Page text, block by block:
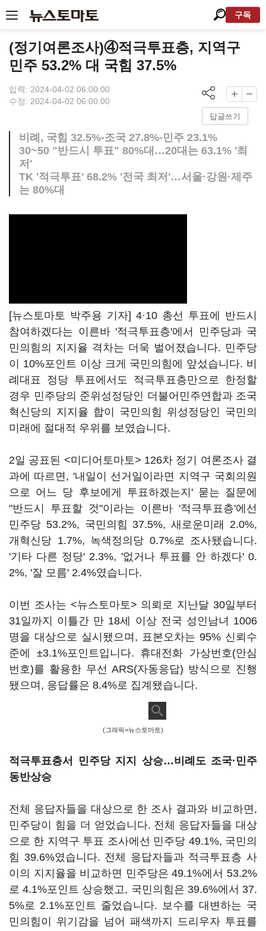
구독
(정기여론조사)④적극투표층, 지역구
민주 53.2% 대 국힘 37.5%
입력: 2024-04-02 06:00:00
수정: 2024-04-02 06:00:00
답글쓰기
비례, 국힘 32.5%-조국 27.8%-민주 23.1%
30~50 "반드시 투표" 80%대…20대는 63.1% '최
저'
TK '적극투표' 68.2% '전국 최저'…서울·강원·제주
는 80%대
[뉴스토마토 박주용 기자] 4·10 총선 투표에 반드시
참여하겠다는 이른바 '적극투표층'에서 민주당과 국
민의힘의 지지율 격차는 더욱 벌어졌습니다. 민주당
이 10%포인트 이상 크게 국민의힘에 앞섰습니다. 비
례대표 정당 투표에서도 적극투표층만으로 한정할
경우 민주당의 준위성정당인 더불어민주연합과 조국
혁신당의 지지율 합이 국민의힘 위성정당인 국민의
미래에 절대적 우위를 보였습니다.
2일 공표된 <미디어토마토> 126차 정기 여론조사 결
과에 따르면, '내일이 선거일이라면 지역구 국회의원
으로 어느 당 후보에게 투표하겠는지' 묻는 질문에
"반드시 투표할 것"이라는 이른바 '적극투표층'에선
민주당 53.2%, 국민의힘 37.5%, 새로운미래 2.0%,
개혁신당 1.7%, 녹색정의당 0.7%로 조사됐습니다.
'기타 다른 정당' 2.3%, '없거나 투표를 안 하겠다' 0.
2%, '잘 모름' 2.4%였습니다.
이번 조사는 <뉴스토마토> 의뢰로 지난달 30일부터
31일까지 이틀간 만 18세 이상 전국 성인남녀 1006
명을 대상으로 실시됐으며, 표본오차는 95% 신뢰수
준에 ±3.1%포인트입니다. 휴대전화 가상번호(안심
번호)를 활용한 무선 ARS(자동응답) 방식으로 진행
됐으며, 응답률은 8.4%로 집계됐습니다.
(그래픽=뉴스토마토)
적극투표층서 민주당 지지 상승…비례도 조국·민주
동반상승
전체 응답자들을 대상으로 한 조사 결과와 비교하면,
민주당이 힘을 더 얻었습니다. 전체 응답자들을 대상
으로 한 지역구 투표 조사에선 민주당 49.1%, 국민의
힘 39.6%였습니다. 전체 응답자들과 적극투표층 사
이의 지지율을 비교하면 민주당은 49.1%에서 53.2%
로 4.1%포인트 상승했고, 국민의힘은 39.6%에서 37.
5%로 2.1%포인트 줄었습니다. 보수를 대변하는 국
민의힘이 위기감을 넘어 패색까지 드리우자 투표를